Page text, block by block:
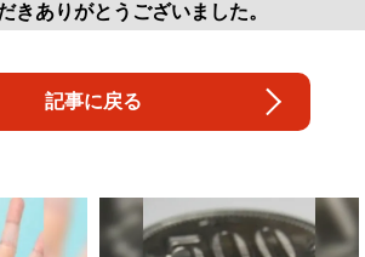
きありがとうございました。
記事に戻る